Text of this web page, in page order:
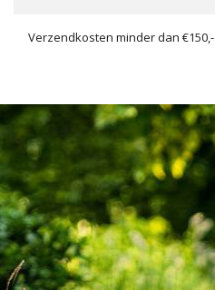
Verzendkosten minder dan €150,-